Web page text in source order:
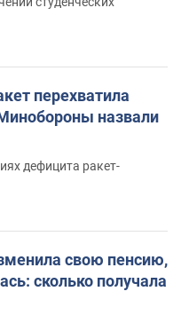
перехватила
назвали
дефицита ракет-
свою пенсию,
сколько получала